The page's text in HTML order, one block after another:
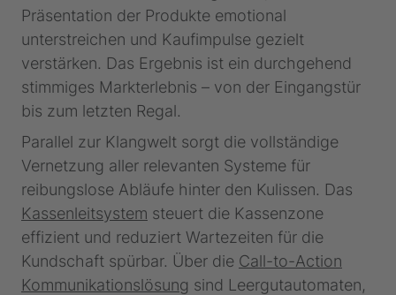
Präsentation der Produkte emotional
unterstreichen und Kaufimpulse gezielt
verstärken. Das Ergebnis ist ein durchgehend
stimmiges Markterlebnis – von der Eingangstür
bis zum letzten Regal.
Parallel zur Klangwelt sorgt die vollständige
Vernetzung aller relevanten Systeme für
reibungslose Abläufe hinter den Kulissen. Das
Kassenleitsystem steuert die Kassenzone
effizient und reduziert Wartezeiten für die
Kundschaft spürbar. Über die Call-to-Action
Kommunikationslösung sind Leergutautomaten,